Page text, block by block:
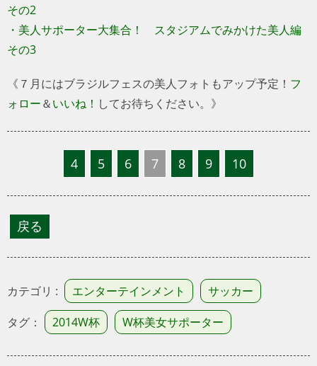
その2
・美人サポーター大集合！ スタジアムでみかけた美人編
その3
《７月にはブラジルフェスの美人フォトもアップ予定！ フ
ォロー＆いいね！ してお待ちください。》
4 5 6 7 8 9 10
カテゴリ : エンターテインメント
サッカー
タグ：
2014W杯 W杯美女サポーター